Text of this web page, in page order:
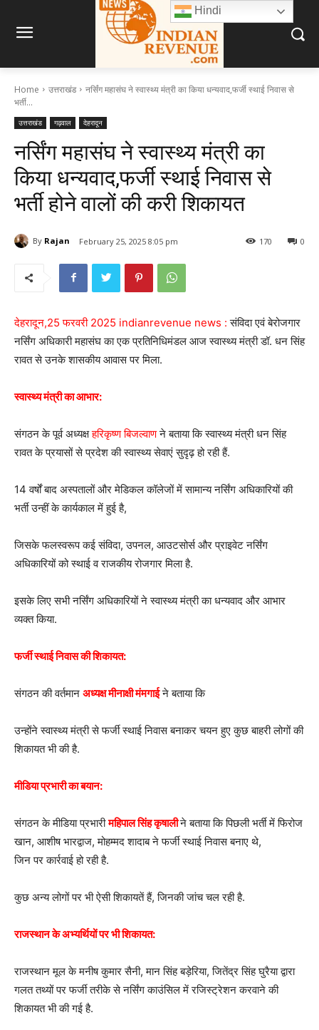
Home उत्तराखंड
नर्सिंग महासंघ ने स्वास्थ्य मंत्री का किया धन्यवाद,फर्जी स्थाई निवास से
भर्ती...
उत्तराखंड गढ़वाल देहरादून
नर्सिंग महासंघ ने स्वास्थ्य मंत्री का
किया धन्यवाद,फर्जी स्थाई निवास से
भर्ती होने वालों की करी शिकायत
By Rajan February 25, 2025 8:05 pm 0
170
देहरादून,25 फरवरी 2025 indianrevenue news : संविदा एवं बेरोजगार
नर्सिंग अधिकारी महासंघ का एक प्रतिनिधिमंडल आज स्वास्थ्य मंत्री डॉ. धन सिंह
रावत से उनके शासकीय आवास पर मिला.
स्वास्थ्य मंत्री का आभार:
संगठन के पूर्व अध्यक्षहरिकृष्ण बिजल्वाणने बताया कि स्वास्थ्य मंत्री धन सिंह
रावत के प्रयासों से प्रदेश की स्वास्थ्य सेवाएं सुदृढ़ हो रही हैं.
14 वर्षों बाद अस्पतालों और मेडिकल कॉलेजों में सामान्य नर्सिंग अधिकारियों की
भर्ती उन्हीं के कार्यकाल में हुई है,
जिसके फलस्वरूप कई संविदा, उपनल, आउटसोर्स और प्राइवेट नर्सिंग
अधिकारियों को स्थाई व राजकीय रोजगार मिला है.
इसके लिए सभी नर्सिंग अधिकारियों ने स्वास्थ्य मंत्री का धन्यवाद और आभार
व्यक्त किया.
फर्जी स्थाई निवास की शिकायत:
संगठन की वर्तमान अध्यक्ष मीनाक्षी मंमगाईने बताया कि
उन्होंने स्वास्थ्य मंत्री से फर्जी स्थाई निवास बनाकर चयन हुए कुछ बाहरी लोगों की
शिकायत भी की है.
मीडिया प्रभारी का बयान:
संगठन के मीडिया प्रभारीमहिपाल सिंह कृषालीने बताया कि पिछली भर्ती में फिरोज
खान, आशीष भारद्वाज, मोहम्मद शादाब ने फर्जी स्थाई निवास बनाए थे,
जिन पर कार्रवाई हो रही है.
कुछ अन्य लोगों पर भी ऐसी शिकायतें हैं, जिनकी जांच चल रही है.
राजस्थान के अभ्यर्थियों पर भी शिकायत:
राजस्थान मूल के मनीष कुमार सैनी, मान सिंह बड़ेरिया, जितेंद्र सिंह घुरैया द्वारा
गलत तथ्यों पर फर्जी तरीके से नर्सिंग काउंसिल में रजिस्ट्रेशन करवाने की
शिकायत भी की गई है.
Hindi